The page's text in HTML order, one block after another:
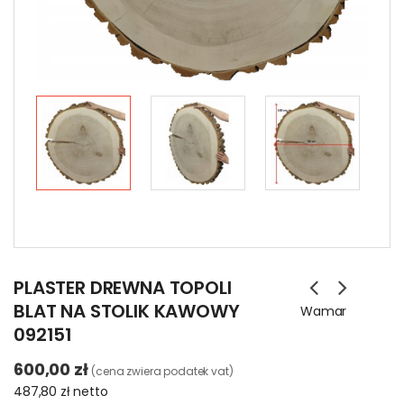
PLASTER DREWNA TOPOLI
BLAT NA STOLIK KAWOWY
092151
Wamar
600,00 zł (cena zwiera podatek vat)
487,80 złnetto